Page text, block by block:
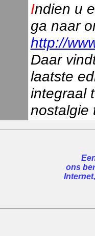
Indien u
ga naar
http://
Daar
laatste
integraal
nostalgie
ons